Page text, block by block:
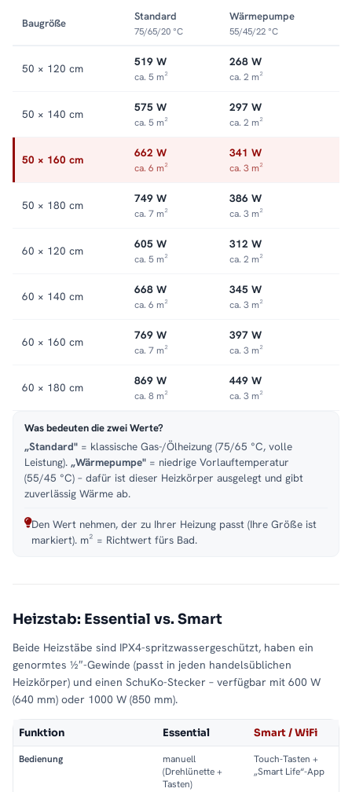
gleichmäßig. Alle Größen und Ausführungen der Serie finden
Sie in der Kategorie
Mischbetrieb-Heizkörper.
Baugröße
Standard
75/65/20 °C
Wärmepumpe
55/45/22 °C
50 × 120 cm 519 W
ca. 5 m²
268 W
ca. 2 m²
50 × 140 cm 575 W
ca. 5 m²
297 W
ca. 2 m²
50 × 160 cm 662 W
ca. 6 m²
341 W
ca. 3 m²
50 × 180 cm 749 W
ca. 7 m²
386 W
ca. 3 m²
60 × 120 cm 605 W
ca. 5 m²
312 W
ca. 2 m²
60 × 140 cm 668 W
ca. 6 m²
345 W
ca. 3 m²
60 × 160 cm 769 W
ca. 7 m²
397 W
ca. 3 m²
60 × 180 cm 869 W
ca. 8 m²
449 W
ca. 3 m²
Was bedeuten die zwei Werte?
„Standard" = klassische Gas-/Ölheizung (75/65 °C, volle
Leistung). „Wärmepumpe" = niedrige Vorlauftemperatur
(55/45 °C) – dafür ist dieser Heizkörper ausgelegt und gibt
zuverlässig Wärme ab.
Den Wert nehmen, der zu Ihrer Heizung passt (Ihre Größe ist
markiert). m² = Richtwert fürs Bad.
Heizstab: Essential vs. Smart
Beide Heizstäbe sind IPX4-spritzwassergeschützt, haben ein
genormtes ½″-Gewinde (passt in jeden handelsüblichen
Heizkörper) und einen SchuKo-Stecker – verfügbar mit 600 W
(640 mm) oder 1000 W (850 mm).
Funktion Essential Smart / WiFi
Bedienung
manuell
(Drehlünette +
Tasten)
Touch-Tasten +
„Smart Life“-App